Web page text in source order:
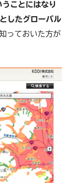
ことにはなり
したグローバル
っておいた方が